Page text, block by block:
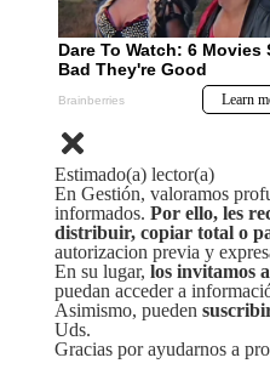
Estimado(a) lector(a)
En Gestión, valoramos
informados. Por ello, les
distribuir, copiar total o
autorizacion previa y
En su lugar, los invitamos
puedan acceder a
Asimismo, pueden
Uds.
Gracias por ayudarnos a